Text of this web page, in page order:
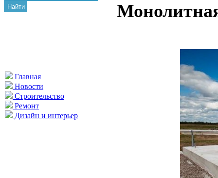
Найти
Главная
Новости
Строительство
Ремонт
Дизайн и интерьер